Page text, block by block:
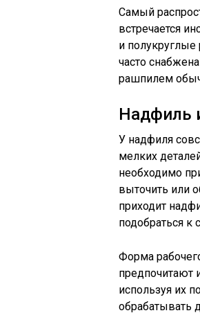
Самый
встречается
и полукруглые
часто
рашпилем
Надфиль
У надфиля
мелких
необходимо
выточить или
приходит
подобраться
Форма
предпочитают
используя их
обрабатывать